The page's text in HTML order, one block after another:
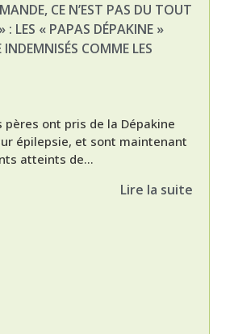
CE N’EST PAS DU TOUT
: LES « PAPAS DÉPAKINE »
INDEMNISÉS COMME LES
pères ont pris de la Dépakine
épilepsie, et sont maintenant
atteints de...
Lire la suite